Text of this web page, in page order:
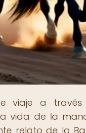
viaje a
vida de la
relato de la